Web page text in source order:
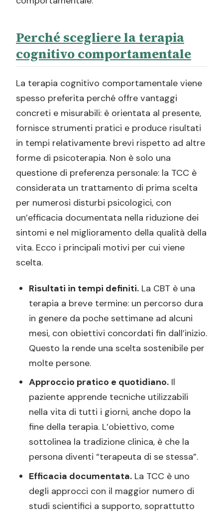
Perché scegliere la terapia
cognitivo comportamentale
La terapia cognitivo comportamentale viene
spesso preferita perché offre vantaggi
concreti e misurabili: è orientata al presente,
fornisce strumenti pratici e produce risultati
in tempi relativamente brevi rispetto ad altre
forme di psicoterapia. Non è solo una
questione di preferenza personale: la TCC è
considerata un trattamento di prima scelta
per numerosi disturbi psicologici, con
un’efficacia documentata nella riduzione dei
sintomi e nel miglioramento della qualità della
vita. Ecco i principali motivi per cui viene
scelta.
Risultati in tempi definiti.La CBT è una
terapia a breve termine: un percorso dura
in genere da poche settimane ad alcuni
mesi, con obiettivi concordati fin dall’inizio.
Questo la rende una scelta sostenibile per
molte persone.
Approccio pratico e quotidiano.Il
paziente apprende tecniche utilizzabili
nella vita di tutti i giorni, anche dopo la
fine della terapia. L’obiettivo, come
sottolinea la tradizione clinica, è che la
persona diventi “terapeuta di se stessa”.
Efficacia documentata.La TCC è uno
degli approcci con il maggior numero di
studi scientifici a supporto, soprattutto